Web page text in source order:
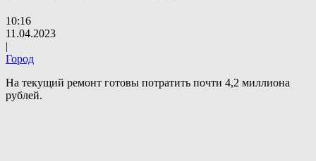
10:16
11.04.2023
|
Город
На текущий ремонт готовы потратить почти 4,2 миллиона
рублей.